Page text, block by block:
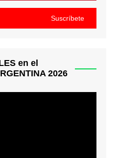
Suscríbete
en el
2026